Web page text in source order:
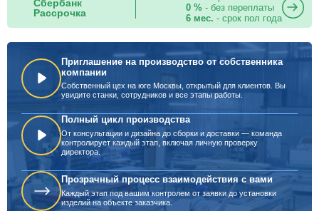
Сбербанк
Рассрочка
0 %- без переплаты
6 мес. - срок пол года
Приглашение на производство от собственника
компании
Собственный цех на юге Москвы, открытый для клиентов. Вы
увидите станки, сотрудников и все этапы работы.
Полный цикл производства
От консультации и дизайна до сборки и доставки — команда
контролирует каждый этап, включая личную проверку
директора.
Прозрачный процесс взаимодействия с вами
Каждый этап под вашим контролем от заявки до установки
изделий на объекте заказчика.